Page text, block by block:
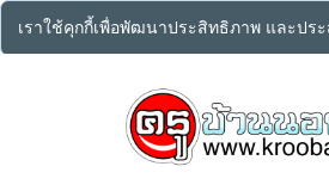
เราใช้คุกกี้เพื่อพัฒนาประสิทธิภาพ และปร